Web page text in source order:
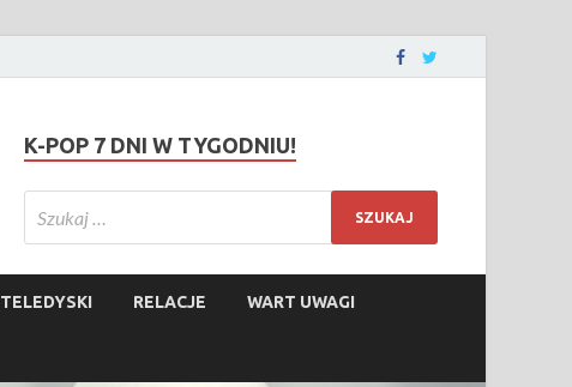
K-POP 7 DNI W TYGODNIU!
TELEDYSKI RELACJE WART UWAGI